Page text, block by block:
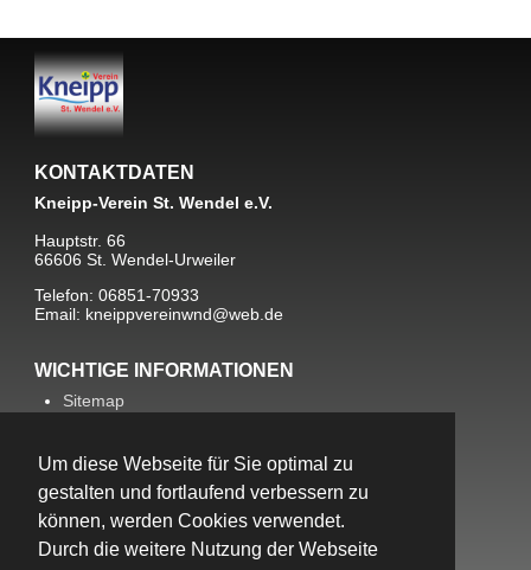
Um diese Webseite für Sie optimal zu
gestalten und fortlaufend verbessern zu
können, werden Cookies verwendet.
Durch die weitere Nutzung der Webseite
KONTAKTDATEN
Kneipp-Verein St. Wendel e.V.
Hauptstr. 66
66606 St. Wendel-Urweiler
Telefon: 06851-70933
Email: kneippvereinwnd@web.de
WICHTIGE INFORMATIONEN
Sitemap
Impressum